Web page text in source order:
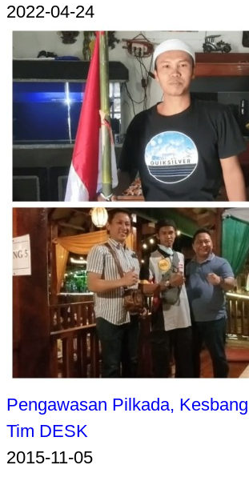
2022-04-24
Pengawasan Pilkada,
Tim DESK
2015-11-05